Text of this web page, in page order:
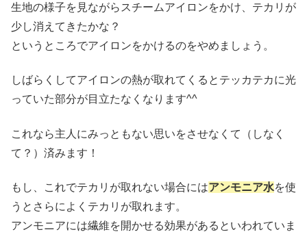
生地の様子を見ながらスチームアイロンをかけ、テカリが
少し消えてきたかな？
というところでアイロンをかけるのをやめましょう。
しばらくしてアイロンの熱が取れてくるとテッカテカに光
っていた部分が目立たなくなります^^
これなら主人にみっともない思いをさせなくて（しなく
て？）済みます！
もし、これでテカリが取れない場合にはアンモニア水を使
うとさらによくテカリが取れます。
アンモニアには繊維を開かせる効果があるといわれていま